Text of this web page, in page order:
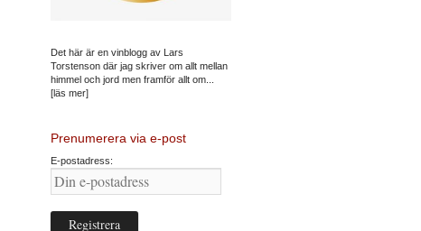
Det här är en vinblogg av Lars
Torstenson där jag skriver om allt mellan
himmel och jord men framför allt om...
[läs mer]
Prenumerera via e-post
E-postadress: